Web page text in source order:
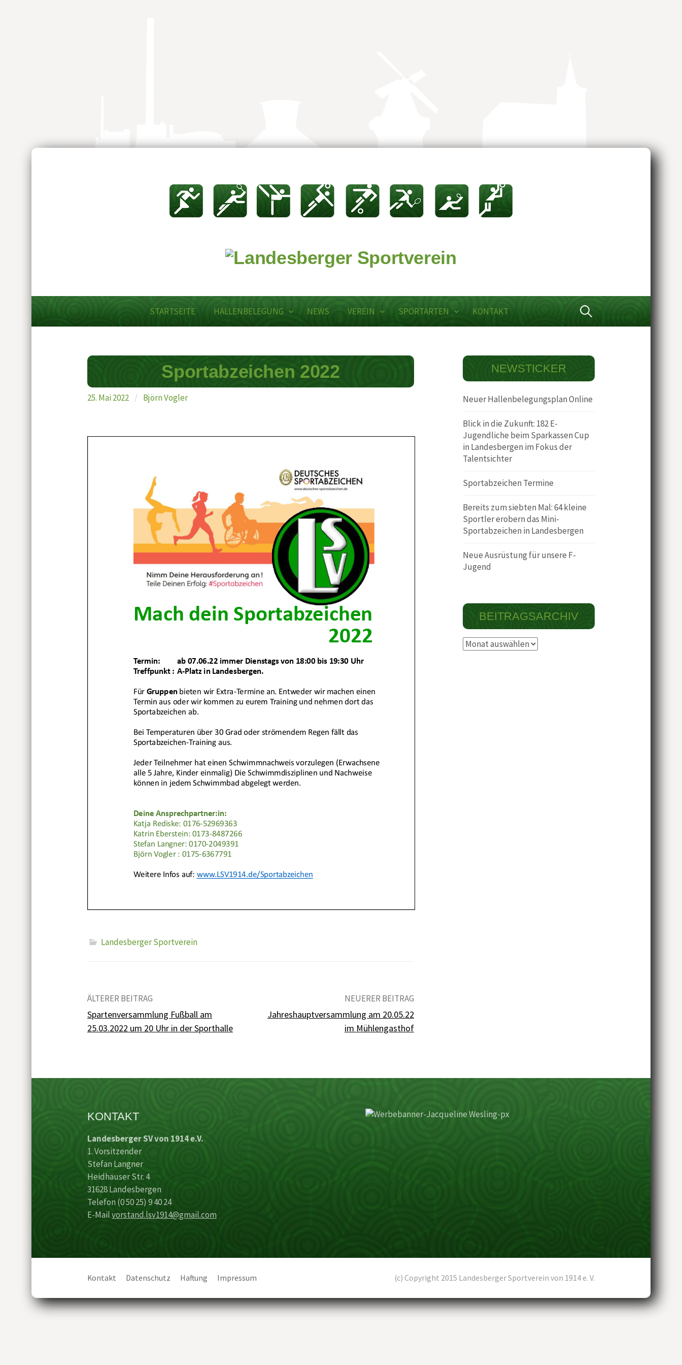
Springe
STARTSEITE HALLENBELEGUNG NEWS VEREIN SPORTARTEN KONTAKT Suchen
Sportabzeichen 2022
25. Mai 2022 / Björn Vogler
Landesberger Sportverein
Beitrags-
Navigation
ÄLTERER BEITRAG
Spartenversammlung Fußball am
25.03.2022 um 20 Uhr in der Sporthalle
NEUERER BEITRAG
Jahreshauptversammlung am 20.05.22
im Mühlengasthof
NEWSTICKER
Neuer Hallenbelegungsplan Online
Blick in die Zukunft: 182 E-
Jugendliche beim Sparkassen Cup
in Landesbergen im Fokus der
Talentsichter
Sportabzeichen Termine
Bereits zum siebten Mal: 64 kleine
Sportler erobern das Mini-
Sportabzeichen in Landesbergen
Neue Ausrüstung für unsere F-
Jugend
BEITRAGSARCHIV
Beitragsarchiv
KONTAKT
Landesberger SV von 1914 e.V.
1. Vorsitzender
Stefan Langner
Heidhäuser Str. 4
31628 Landesbergen
Telefon (0 50 25) 9 40 24
E-Mailvorstand.lsv1914@gmail.com
Kontakt Datenschutz Haftung Impressum (c) Copyright 2015 Landesberger Sportverein von 1914 e. V.